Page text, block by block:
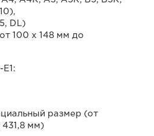
DL)
100 x 148 мм до
размер (от
431,8 мм)